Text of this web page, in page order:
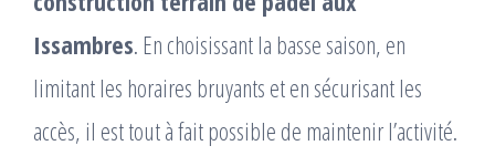
Issambres. En choisissant la basse saison, en
limitant les horaires bruyants et en sécurisant les
accès, il est tout à fait possible de maintenir l’activité.